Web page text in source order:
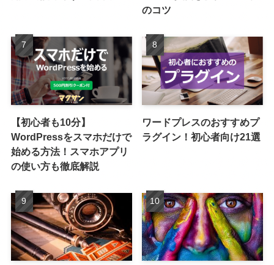
のコツ
【初心者も10分】
WordPressをスマホだけで
始める方法！スマホアプリ
の使い方も徹底解説
ワードプレスのおすすめプ
ラグイン！初心者向け21選